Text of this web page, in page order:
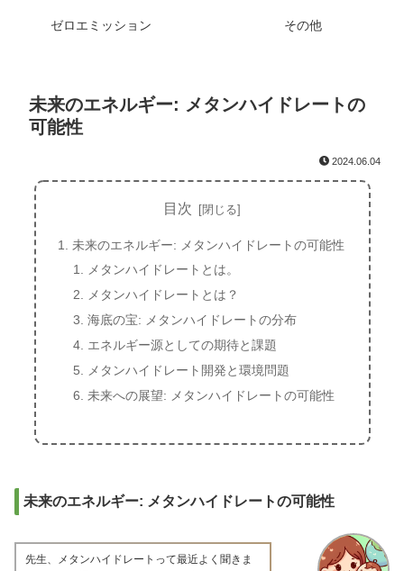
ゼロエミッション その他
未来のエネルギー: メタンハイドレートの
可能性
2024.06.04
目次
未来のエネルギー: メタンハイドレートの可能性
メタンハイドレートとは。
メタンハイドレートとは？
海底の宝: メタンハイドレートの分布
エネルギー源としての期待と課題
メタンハイドレート開発と環境問題
未来への展望: メタンハイドレートの可能性
未来のエネルギー: メタンハイドレートの可能性
先生、メタンハイドレートって最近よく聞きま